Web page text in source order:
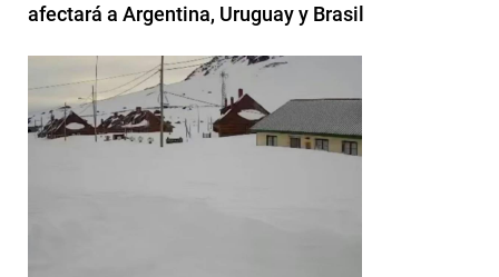
afectará a Argentina, Uruguay y Brasil